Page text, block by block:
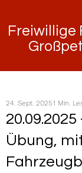
Freiwillige
Freiwillige
Übung,
24. Sept. 20251 Min.